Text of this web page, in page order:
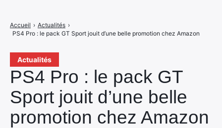
Actualités
PS4 Pro : le pack GT
Sport jouit d’une belle
promotion chez Amazon
Accueil › Actualités ›
PS4 Pro : le pack GT Sport jouit d’une belle promotion chez Amazon